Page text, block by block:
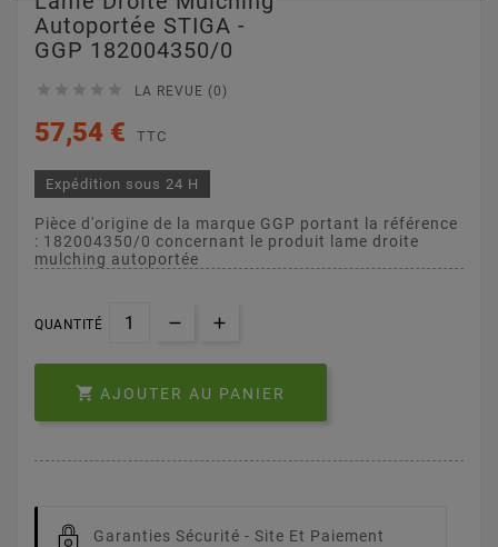
Autoportée STIGA -
GGP 182004350/0
     LA REVUE (0)
57,54 € TTC
Expédition sous 24 H
Pièce d'origine de la marque GGP portant la référence
: 182004350/0 concernant le produit lame droite
mulching autoportée
QUANTITÉ
 AJOUTER AU PANIER
Garanties Sécurité - Site Et Paiement